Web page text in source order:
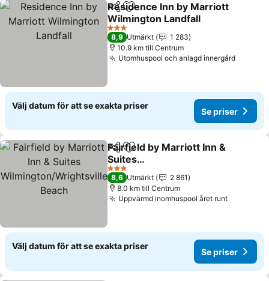
Dela Lägg till i Mina Favoriter
Residence Inn by Marriott
Wilmington Landfall
Se priser
3 Stjärnor
8,9 Utmärkt
1 283
10.9 km till Centrum
Utomhuspool och anlagd innergårdSe
Välj datum för att se exakta priser
Se priser
Dela Lägg till i Mina Favoriter
Fairfield by Marriott Inn &
Suites
Wilmington/Wrightsville
Beach
Se priser
3 Stjärnor
8,6 Utmärkt
2 861
8.0 km till Centrum
Uppvärmd inomhuspool året runtSe priser
Välj datum för att se exakta priser
Se priser